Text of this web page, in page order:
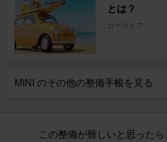
とは？
カーライフ
MINI のその他の整備手帳を見る
この整備が難しいと思ったら